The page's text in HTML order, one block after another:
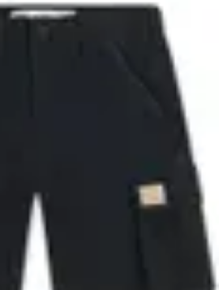
TendenzeGuida al guardaroba
Consigli di